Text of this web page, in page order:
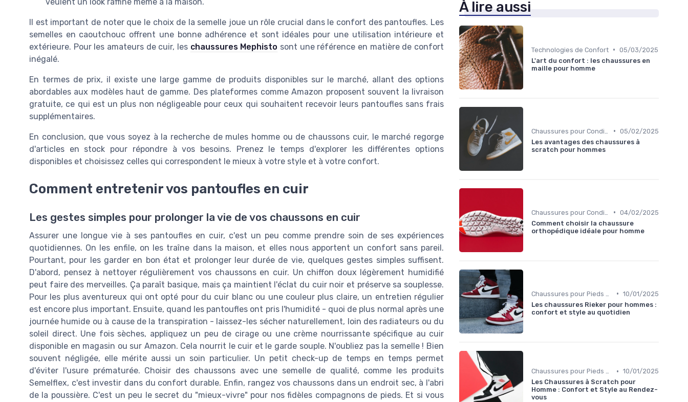
Il est important de noter que le choix de la semelle joue un rôle crucial dans le confort des pantoufles. Les
semelles en caoutchouc offrent une bonne adhérence et sont idéales pour une utilisation intérieure et
extérieure. Pour les amateurs de cuir, les chaussures Mephisto sont une référence en matière de confort
inégalé.
En termes de prix, il existe une large gamme de produits disponibles sur le marché, allant des options
abordables aux modèles haut de gamme. Des plateformes comme Amazon proposent souvent la livraison
gratuite, ce qui est un plus non négligeable pour ceux qui souhaitent recevoir leurs pantoufles sans frais
supplémentaires.
En conclusion, que vous soyez à la recherche de mules homme ou de chaussons cuir, le marché regorge
d'articles en stock pour répondre à vos besoins. Prenez le temps d'explorer les différentes options
disponibles et choisissez celles qui correspondent le mieux à votre style et à votre confort.
Comment entretenir vos pantoufles en cuir
Les gestes simples pour prolonger la vie de vos chaussons en cuir
Assurer une longue vie à ses pantoufles en cuir, c'est un peu comme prendre soin de ses expériences
quotidiennes. On les enfile, on les traîne dans la maison, et elles nous apportent un confort sans pareil.
Pourtant, pour les garder en bon état et prolonger leur durée de vie, quelques gestes simples suffisent.
D'abord, pensez à nettoyer régulièrement vos chaussons en cuir. Un chiffon doux légèrement humidifié
peut faire des merveilles. Ça paraît basique, mais ça maintient l'éclat du cuir noir et préserve sa souplesse.
Pour les plus aventureux qui ont opté pour du cuir blanc ou une couleur plus claire, un entretien régulier
est encore plus important. Ensuite, quand les pantoufles ont pris l'humidité - quoi de plus normal après une
journée humide ou à cause de la transpiration - laissez-les sécher naturellement, loin des radiateurs ou du
soleil direct. Une fois sèches, appliquez un peu de cirage ou une crème nourrissante spécifique au cuir
disponible en magasin ou sur Amazon. Cela nourrit le cuir et le garde souple. N'oubliez pas la semelle ! Bien
souvent négligée, elle mérite aussi un soin particulier. Un petit check-up de temps en temps permet
d'éviter l'usure prématurée. Choisir des chaussons avec une semelle de qualité, comme les produits
Semelflex, c'est investir dans du confort durable. Enfin, rangez vos chaussons dans un endroit sec, à l'abri
de la poussière. C'est un peu le secret du "mieux-vivre" pour nos fidèles compagnons de pieds. Et si vous
À lire aussi
Technologies de Confort • 05/03/2025
L'art du confort : les chaussures en
maille pour homme
• 05/02/2025
Les avantages des chaussures à
scratch pour hommes
• 04/02/2025
Comment choisir la chaussure
orthopédique idéale pour homme
• 10/01/2025
Les chaussures Rieker pour hommes :
confort et style au quotidien
Chaussures pour Pieds Sensibles • 10/01/2025
Les Chaussures à Scratch pour
Homme : Confort et Style au Rendez-
vous